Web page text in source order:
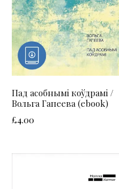
Пад асобнымі коўдрамі /
Вольга Гапеева (ebook)
£4.00